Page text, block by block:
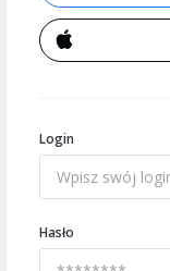
Login
Hasło